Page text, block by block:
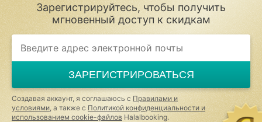
Зарегистрируйтесь, чтобы получить
мгновенный доступ к скидкам
If
you
ignore
this
field
ЗАРЕГИСТРИРОВАТЬСЯ
Создавая аккаунт, я соглашаюсь с Правилами и
условиями , а также с Политикой конфиденциальности и
использованием cookie-файлов Halalbooking.